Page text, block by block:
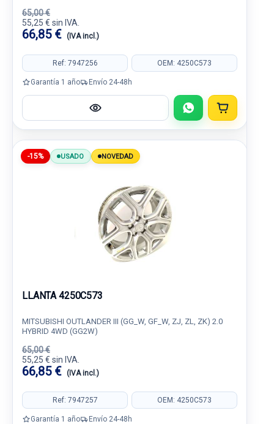
65,00 €
55,25 € sin IVA.
66,85 € (IVA incl.)
Ref: 7947256 OEM: 4250C573
Garantía 1 año Envío 24-48h
-15% USADO NOVEDAD
LLANTA 4250C573
MITSUBISHI OUTLANDER III (GG_W, GF_W, ZJ, ZL, ZK) 2.0
HYBRID 4WD (GG2W)
65,00 €
55,25 € sin IVA.
66,85 € (IVA incl.)
Ref: 7947257 OEM: 4250C573
Garantía 1 año Envío 24-48h